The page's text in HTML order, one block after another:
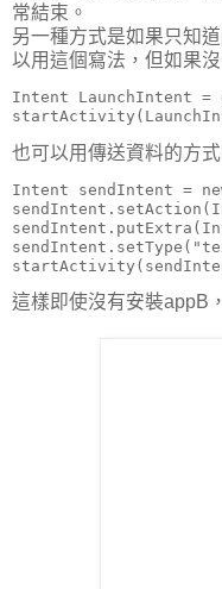
常結束。
另一種方式是如果只知
以用這個寫法，但如果
Intent LaunchIntent =
也可以用傳送資料的方
Intent sendIntent =
這樣即使沒有安裝appB